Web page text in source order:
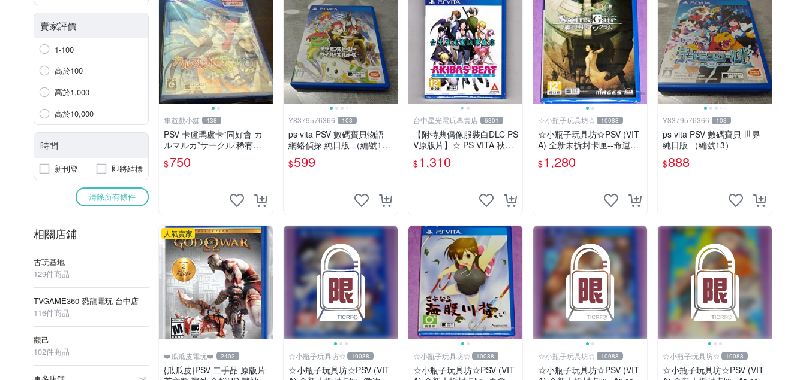
賣家評價
1-100
高於100
高於1,000
高於10,000
時間
新刊登 即將結標
清除所有條件
相關店鋪
古玩基地
129件商品
TVGAME360 恐龍電玩-台中店
116件商品
觀己
102件商品
隼遊戲小舖 438
PSV 卡盧瑪盧卡*同好會 カ
ルマルカ*サークル 稀有純
日版
$750
Y8379576366 103
ps vita PSV 數碼寶貝物語
網絡偵探 純日版 （編號1
2）
$599
台中星光電玩專賣店 6301
【附特典偶像服裝白DLC PS
V原版片】☆ PS VITA 秋葉
原妄想物語 秋葉潮物語 ☆
中文版全新品【台中星光電
$1,310
☆小瓶子玩具坊☆ 10088
☆小瓶子玩具坊☆PSV (VIT
A) 全新未拆封卡匣--命運石
之門 線性有界的樹狀圖
$1,280
Y8379576366 103
ps vita PSV 數碼寶貝 世界
純日版 （編號13）
$888
人氣賣家
❤️瓜瓜皮電玩❤️ 2402
{瓜瓜皮}PSV 二手品 原版片
☆小瓶子玩具坊☆ 10088
☆小瓶子玩具坊☆PSV (VIT
☆小瓶子玩具坊☆ 10088
☆小瓶子玩具坊☆PSV (VIT
☆小瓶子玩具坊☆ 10088
☆小瓶子玩具坊☆PSV (VIT
☆小瓶子玩具坊☆ 10088
☆小瓶子玩具坊☆PSV (VIT